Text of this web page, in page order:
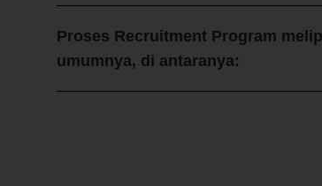
Proses Recruitment Program
umumnya, di antaranya: